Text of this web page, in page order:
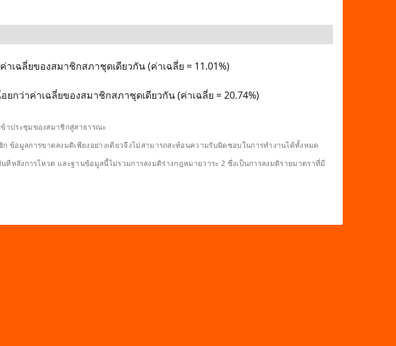
ฉลี่ยของสมาชิกสภาชุดเดียวกัน (ค่าเฉลี่ย = 11.01%)
กว่าค่าเฉลี่ยของสมาชิกสภาชุดเดียวกัน (ค่าเฉลี่ย = 20.74%)
าประชุมของสมาชิกสู่สาธารณะ
อมูลการขาดลงมติเพียงอย่างเดียวจึงไม่สามารถสะท้อนความรับผิดชอบในการทำงานได้ทั้งหมด
ทีหลังการโหวต และฐานข้อมูลนี้ไม่รวมการลงมติร่างกฎหมายวาระ 2 ซึ่งเป็นการลงมติรายมาตราที่มี